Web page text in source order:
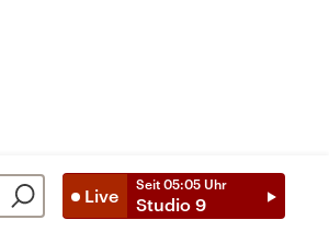
Live
Seit 05:05 Uhr
Studio 9